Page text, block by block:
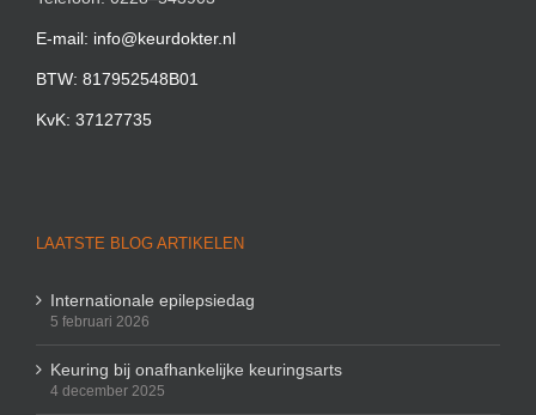
E-mail: info@keurdokter.nl
BTW: 817952548B01
KvK: 37127735
LAATSTE BLOG ARTIKELEN
Internationale epilepsiedag
5 februari 2026
Keuring bij onafhankelijke keuringsarts
4 december 2025